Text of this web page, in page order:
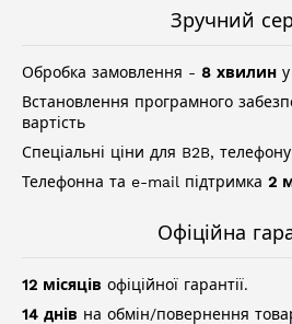
Зручний
Обробка замовлення - 8 хвилин
Встановлення програмного
вартість
Спеціальні ціни для B2B,
Телефонна та e-mail підтримка 2
Офіційна
12 місяців офіційної гарантії.
14 днів на обмін/повернення